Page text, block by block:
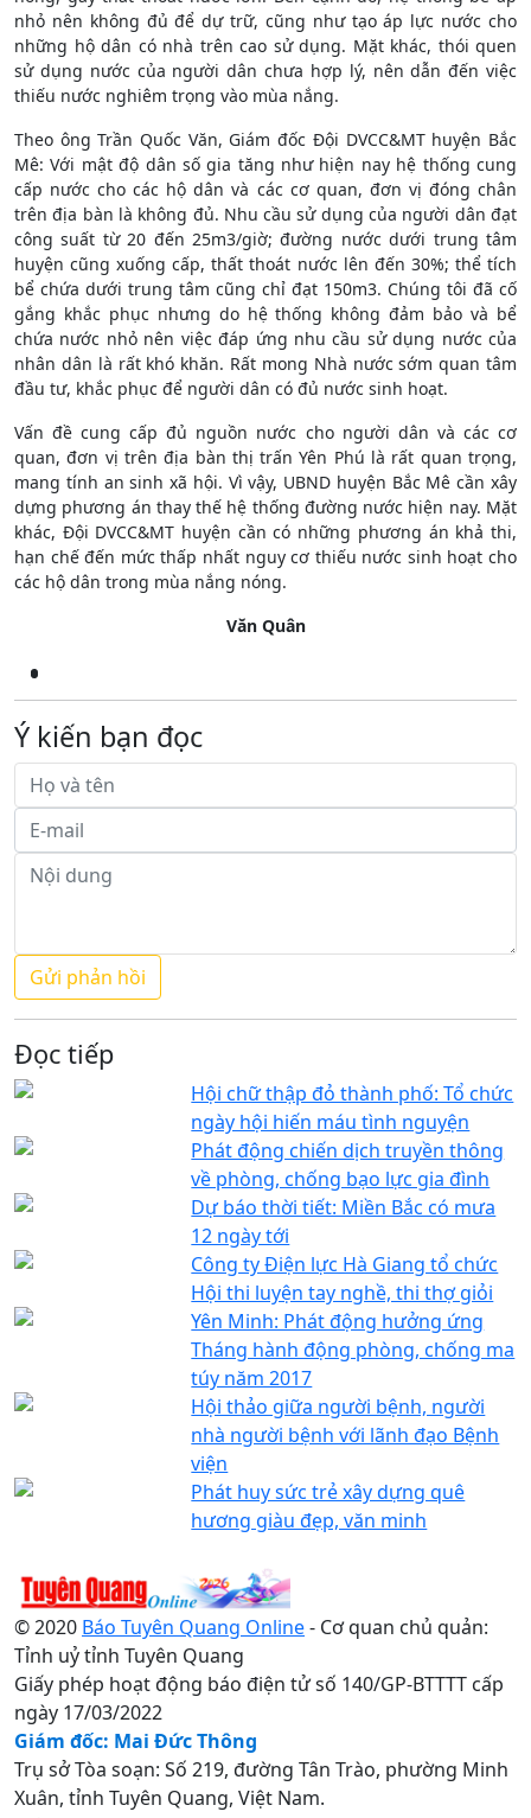
nhỏ nên không đủ để dự trữ, cũng như tạo áp lực nước cho
những hộ dân có nhà trên cao sử dụng. Mặt khác, thói quen
sử dụng nước của người dân chưa hợp lý, nên dẫn đến việc
thiếu nước nghiêm trọng vào mùa nắng.
Theo ông Trần Quốc Văn, Giám đốc Đội DVCC&MT huyện Bắc
Mê: Với mật độ dân số gia tăng như hiện nay hệ thống cung
cấp nước cho các hộ dân và các cơ quan, đơn vị đóng chân
trên địa bàn là không đủ. Nhu cầu sử dụng của người dân đạt
công suất từ 20 đến 25m3/giờ; đường nước dưới trung tâm
huyện cũng xuống cấp, thất thoát nước lên đến 30%; thể tích
bể chứa dưới trung tâm cũng chỉ đạt 150m3. Chúng tôi đã cố
gắng khắc phục nhưng do hệ thống không đảm bảo và bể
chứa nước nhỏ nên việc đáp ứng nhu cầu sử dụng nước của
nhân dân là rất khó khăn. Rất mong Nhà nước sớm quan tâm
đầu tư, khắc phục để người dân có đủ nước sinh hoạt.
Vấn đề cung cấp đủ nguồn nước cho người dân và các cơ
quan, đơn vị trên địa bàn thị trấn Yên Phú là rất quan trọng,
mang tính an sinh xã hội. Vì vậy, UBND huyện Bắc Mê cần xây
dựng phương án thay thế hệ thống đường nước hiện nay. Mặt
khác, Đội DVCC&MT huyện cần có những phương án khả thi,
hạn chế đến mức thấp nhất nguy cơ thiếu nước sinh hoạt cho
các hộ dân trong mùa nắng nóng.
Văn Quân
Ý kiến bạn đọc
Đọc tiếp
Hội chữ thập đỏ thành phố: Tổ chức
ngày hội hiến máu tình nguyện
Phát động chiến dịch truyền thông
về phòng, chống bạo lực gia đình
Dự báo thời tiết: Miền Bắc có mưa
12 ngày tới
Công ty Điện lực Hà Giang tổ chức
Hội thi luyện tay nghề, thi thợ giỏi
Yên Minh: Phát động hưởng ứng
Tháng hành động phòng, chống ma
túy năm 2017
Hội thảo giữa người bệnh, người
nhà người bệnh với lãnh đạo Bệnh
viện
Phát huy sức trẻ xây dựng quê
hương giàu đẹp, văn minh
© 2020 Báo Tuyên Quang Online- Cơ quan chủ quản:
Tỉnh uỷ tỉnh Tuyên Quang
Giấy phép hoạt động báo điện tử số 140/GP-BTTTT cấp
ngày 17/03/2022
Giám đốc: Mai Đức Thông
Trụ sở Tòa soạn: Số 219, đường Tân Trào, phường Minh
Xuân, tỉnh Tuyên Quang, Việt Nam.